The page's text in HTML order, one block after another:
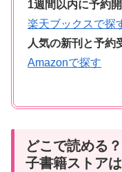
1週間以内に予約
楽天ブックスで探
人気の新刊と予約
Amazonで探す
どこで読める
子書籍ストア